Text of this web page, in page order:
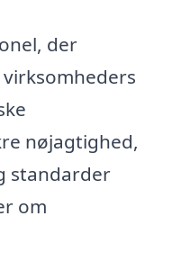
der
nøjagtighed,
standarder
om